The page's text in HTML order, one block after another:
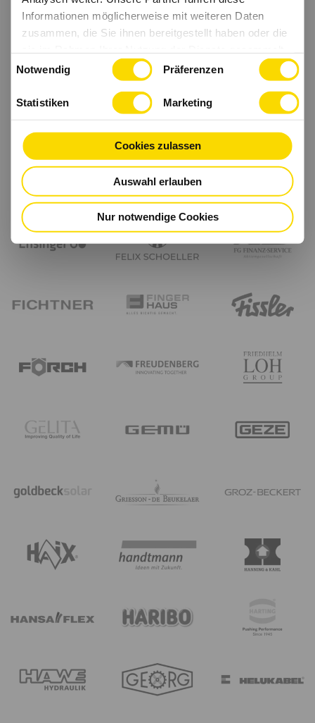
Informationen möglicherweise mit weiteren Daten
zusammen, die Sie ihnen bereitgestellt haben oder die
haben.
Notwendig Präferenzen
Statistiken Marketing
Cookies zulassen
Auswahl erlauben
Nur notwendige Cookies